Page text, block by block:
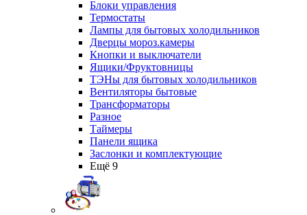
Блоки управления
Термостаты
Лампы для бытовых холодильников
Дверцы мороз.камеры
Кнопки и выключатели
Ящики/Фруктовницы
ТЭНы для бытовых холодильников
Вентиляторы бытовые
Трансформаторы
Разное
Таймеры
Панели ящика
Заслонки и комплектующие
Ещё 9